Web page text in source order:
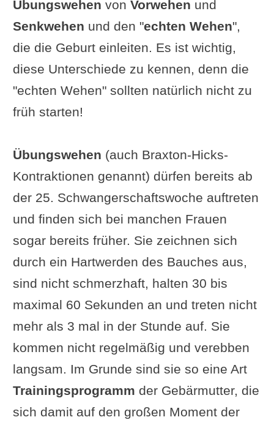
Übungswehen von Vorwehen und
Senkwehen und den "echten Wehen",
die die Geburt einleiten. Es ist wichtig,
diese Unterschiede zu kennen, denn die
"echten Wehen" sollten natürlich nicht zu
früh starten!
Übungswehen (auch Braxton-Hicks-
Kontraktionen genannt) dürfen bereits ab
der 25. Schwangerschaftswoche auftreten
und finden sich bei manchen Frauen
sogar bereits früher. Sie zeichnen sich
durch ein Hartwerden des Bauches aus,
sind nicht schmerzhaft, halten 30 bis
maximal 60 Sekunden an und treten nicht
mehr als 3 mal in der Stunde auf. Sie
kommen nicht regelmäßig und verebben
langsam. Im Grunde sind sie so eine Art
Trainingsprogramm der Gebärmutter, die
sich damit auf den großen Moment der